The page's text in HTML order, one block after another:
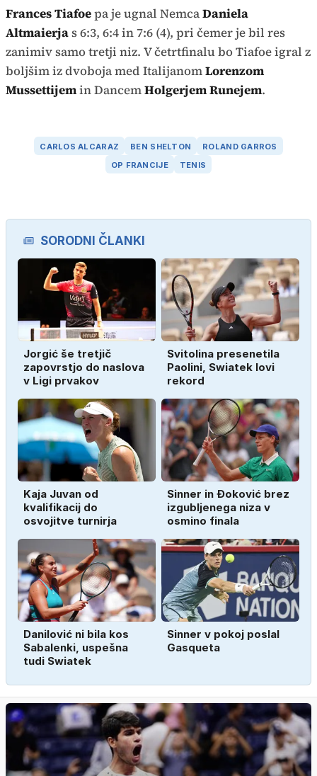
Frances Tiafoepa je ugnal NemcaDaniela
Altmaierjas 6:3, 6:4 in 7:6 (4), pri čemer je bil res
zanimiv samo tretji niz. V četrtfinalu bo Tiafoe igral z
boljšim iz dvoboja med ItalijanomLorenzom
Mussettijemin DancemHolgerjem Runejem.
CARLOS ALCARAZ BEN SHELTON
ROLAND GARROS
OP FRANCIJE
TENIS
SORODNI ČLANKI
Jorgić še tretjič
zapovrstjo do naslova
v Ligi prvakov
Svitolina presenetila
Paolini, Swiatek lovi
rekord
Kaja Juvan od
kvalifikacij do
osvojitve turnirja
Sinner in Đoković brez
izgubljenega niza v
osmino finala
Danilović ni bila kos
Sabalenki, uspešna
tudi Swiatek
Sinner v pokoj poslal
Gasqueta